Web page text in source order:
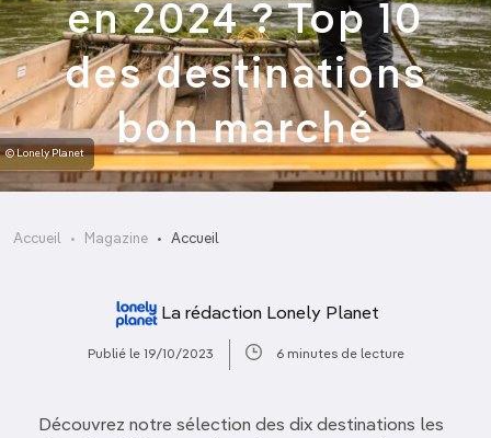
en 2024 ? Top 10
des destinations
bon marché
© Lonely Planet
Accueil Magazine Accueil
La rédaction Lonely Planet
Publié le 19/10/2023 6 minutes de lecture
Découvrez notre sélection des dix destinations les